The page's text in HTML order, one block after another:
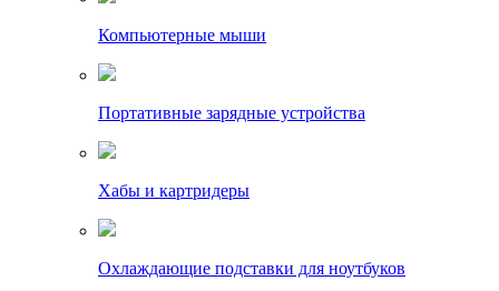
Компьютерные мыши
Портативные зарядные устройства
Хабы и картридеры
Охлаждающие подставки для ноутбуков